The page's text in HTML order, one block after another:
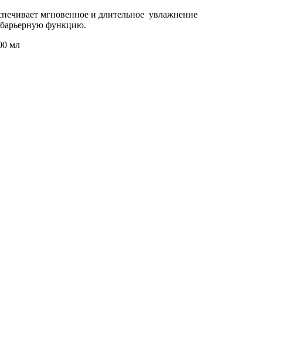
мгновенное и длительное увлажнение
функцию.
мл